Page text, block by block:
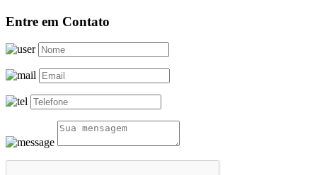
Entre em Contato